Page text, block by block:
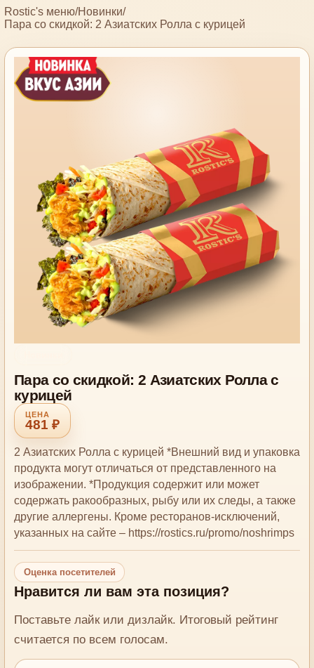
Rostic's меню/Новинки/
Пара со скидкой: 2 Азиатских Ролла с курицей
Пара со скидкой: 2 Азиатских Ролла с
курицей
481 ₽
2 Азиатских Ролла с курицей *Внешний вид и упаковка
продукта могут отличаться от представленного на
изображении. *Продукция содержит или может
содержать ракообразных, рыбу или их следы, а также
другие аллергены. Кроме ресторанов-исключений,
указанных на сайте – https://rostics.ru/promo/noshrimps
Оценка посетителей
Нравится ли вам эта позиция?
Поставьте лайк или дизлайк. Итоговый рейтинг
считается по всем голосам.